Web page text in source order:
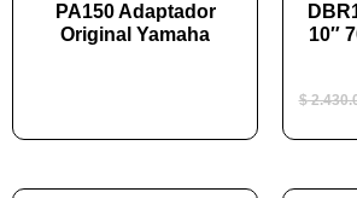
PA150 Adaptador
Original Yamaha
10″
$